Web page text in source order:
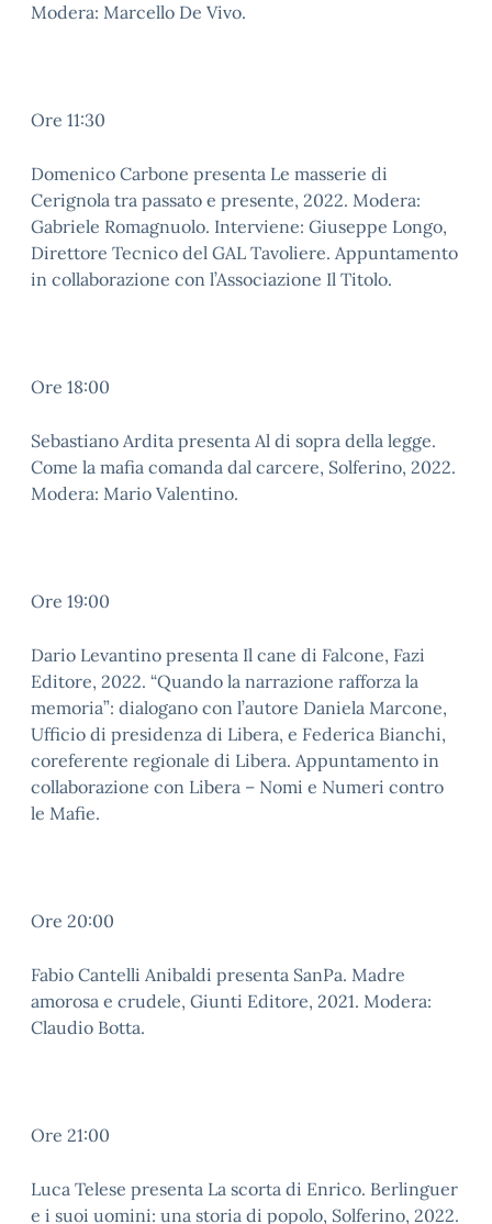
Modera: Marcello De Vivo.
Ore 11:30
Domenico Carbone presenta Le masserie di
Cerignola tra passato e presente, 2022. Modera:
Gabriele Romagnuolo. Interviene: Giuseppe Longo,
Direttore Tecnico del GAL Tavoliere. Appuntamento
in collaborazione con l’Associazione Il Titolo.
Ore 18:00
Sebastiano Ardita presenta Al di sopra della legge.
Come la mafia comanda dal carcere, Solferino, 2022.
Modera: Mario Valentino.
Ore 19:00
Dario Levantino presenta Il cane di Falcone, Fazi
Editore, 2022. “Quando la narrazione rafforza la
memoria”: dialogano con l’autore Daniela Marcone,
Ufficio di presidenza di Libera, e Federica Bianchi,
coreferente regionale di Libera. Appuntamento in
collaborazione con Libera – Nomi e Numeri contro
le Mafie.
Ore 20:00
Fabio Cantelli Anibaldi presenta SanPa. Madre
amorosa e crudele, Giunti Editore, 2021. Modera:
Claudio Botta.
Ore 21:00
Luca Telese presenta La scorta di Enrico. Berlinguer
e i suoi uomini: una storia di popolo, Solferino, 2022.